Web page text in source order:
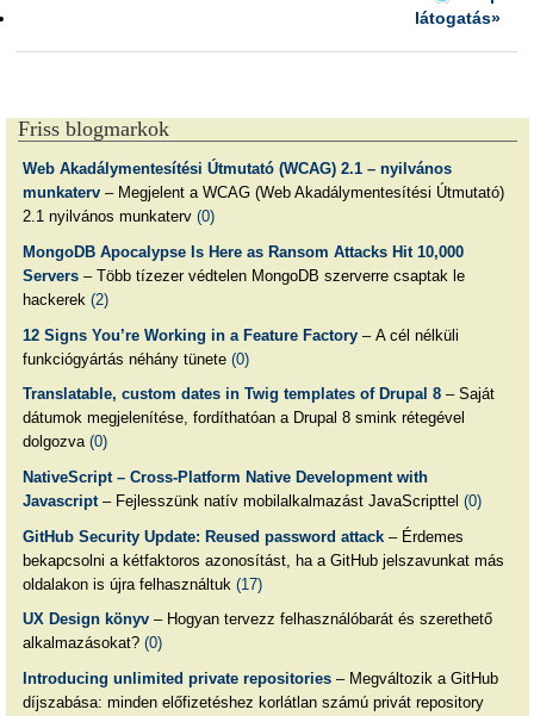
látogatás»
Friss blogmarkok
Web Akadálymentesítési Útmutató (WCAG) 2.1 – nyilvános
munkaterv– Megjelent a WCAG (Web Akadálymentesítési Útmutató)
2.1 nyilvános munkaterv (0)
MongoDB Apocalypse Is Here as Ransom Attacks Hit 10,000
Servers– Több tízezer védtelen MongoDB szerverre csaptak le
hackerek (2)
12 Signs You’re Working in a Feature Factory– A cél nélküli
funkciógyártás néhány tünete (0)
Translatable, custom dates in Twig templates of Drupal 8– Saját
dátumok megjelenítése, fordíthatóan a Drupal 8 smink rétegével
dolgozva (0)
NativeScript – Cross-Platform Native Development with
Javascript– Fejlesszünk natív mobilalkalmazást JavaScripttel (0)
GitHub Security Update: Reused password attack– Érdemes
bekapcsolni a kétfaktoros azonosítást, ha a GitHub jelszavunkat más
oldalakon is újra felhasználtuk (17)
UX Design könyv– Hogyan tervezz felhasználóbarát és szerethető
alkalmazásokat? (0)
Introducing unlimited private repositories– Megváltozik a GitHub
díjszabása: minden előfizetéshez korlátlan számú privát repository